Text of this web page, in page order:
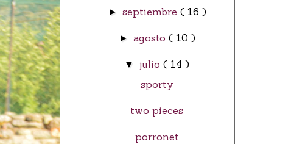
► septiembre ( 16 )
► agosto ( 10 )
▼ julio( 14 )
sporty
two pieces
porronet